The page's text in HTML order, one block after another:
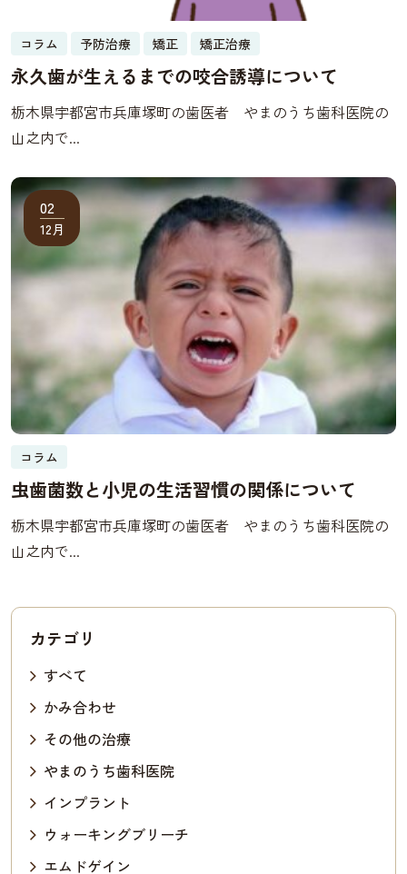
コラム 予防治療 矯正 矯正治療
永久歯が生えるまでの咬合誘導について
栃木県宇都宮市兵庫塚町の歯医者 やまのうち歯科医院の
山之内で...
02
12月
コラム
虫歯菌数と小児の生活習慣の関係について
栃木県宇都宮市兵庫塚町の歯医者 やまのうち歯科医院の
山之内で...
カテゴリ
すべて
かみ合わせ
その他の治療
やまのうち歯科医院
インプラント
ウォーキングブリーチ
エムドゲイン